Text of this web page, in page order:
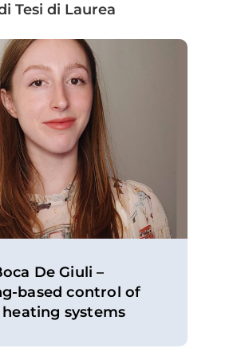
Tesi di Laurea
De Giuli –
based control of
systems